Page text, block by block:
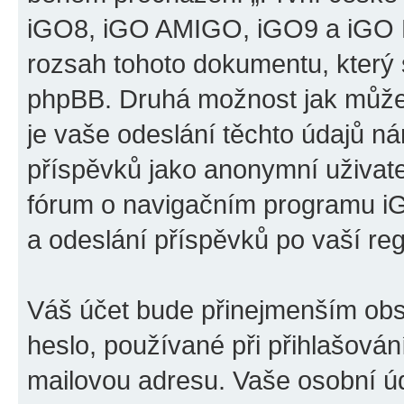
iGO8, iGO AMIGO, iGO9 a
rozsah tohoto dokumentu,
phpBB. Druhá možnost jak
je vaše odeslání těchto údajů
příspěvků jako anonymní
fórum o navigačním programu
a odeslání příspěvků po vaší
Váš účet bude přinejmenším
heslo, používané při
mailovou adresu. Vaše osobní